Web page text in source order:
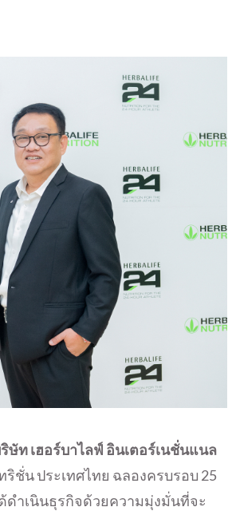
ท เฮอร์บาไลฟ์ อินเตอร์เนชั่นแนล
ริชั่น ประเทศไทย ฉลองครบรอบ 25
ดำเนินธุรกิจด้วยความมุ่งมั่นที่จะ